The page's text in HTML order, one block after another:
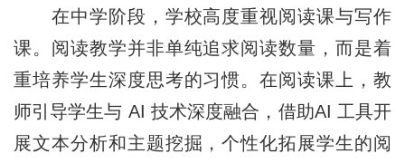
在中学阶段，学校高度重视阅读课与写作
课。阅读教学并非单纯追求阅读数量，而是着
重培养学生深度思考的习惯。在阅读课上，教
师引导学生与 AI 技术深度融合，借助AI 工具开
展文本分析和主题挖掘，个性化拓展学生的阅